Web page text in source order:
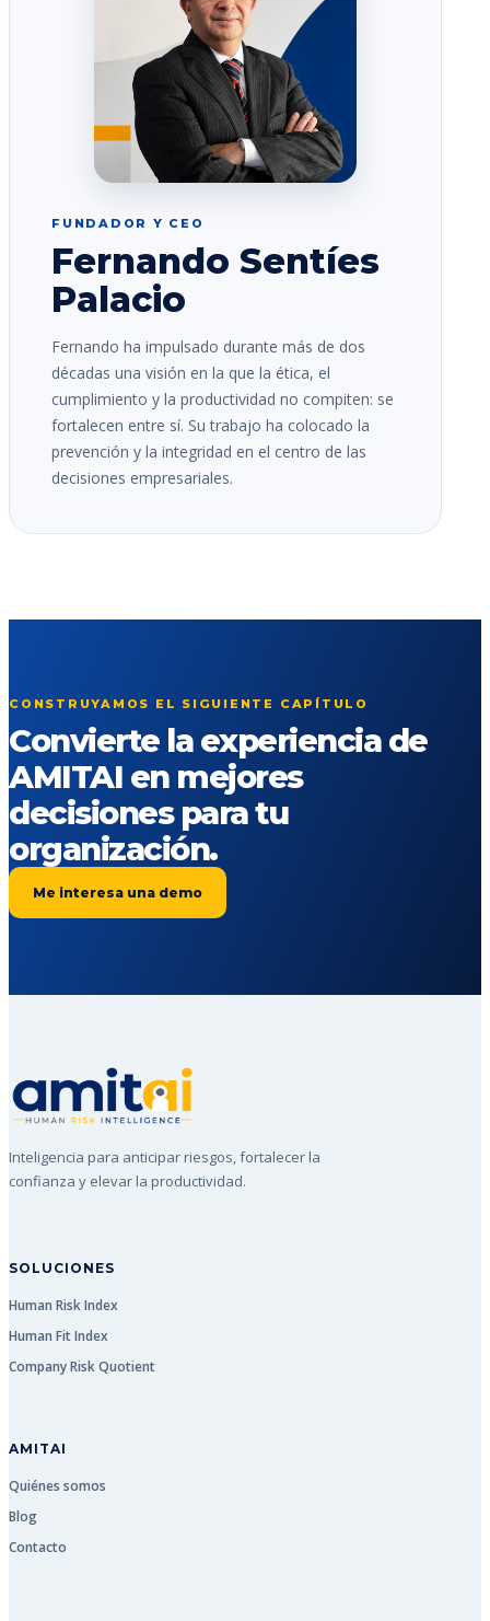
FUNDADOR Y CEO
Fernando Sentíes
Palacio
Fernando ha impulsado durante más de dos
décadas una visión en la que la ética, el
cumplimiento y la productividad no compiten: se
fortalecen entre sí. Su trabajo ha colocado la
prevención y la integridad en el centro de las
decisiones empresariales.
CONSTRUYAMOS EL SIGUIENTE CAPÍTULO
Convierte la experiencia de
AMITAI en mejores
decisiones para tu
organización.
Me interesa una demo
Inteligencia para anticipar riesgos, fortalecer la
confianza y elevar la productividad.
SOLUCIONES
Human Risk Index
Human Fit Index
Company Risk Quotient
AMITAI
Quiénes somos
Blog
Contacto